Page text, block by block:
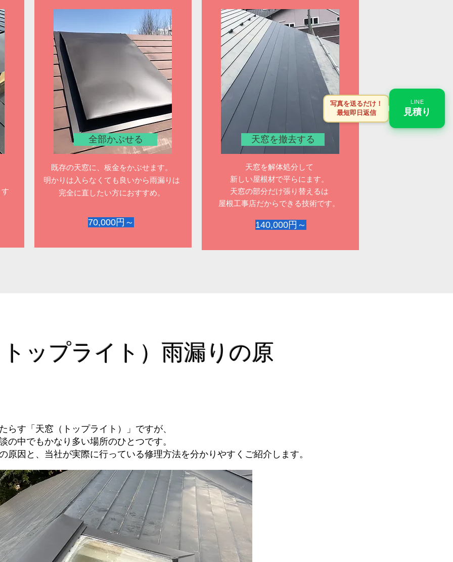
全部かぶせる
既存の天窓に、板金をかぶせます。
​明かりは入らなくても良いから雨漏りは
完全に直したい方におすすめ。
70,000円～
天窓を撤去する
天窓を解体処分して
新しい屋根材で平らにます。
天窓の部分だけ張り替えるは
​屋根工事店だからできる技術です。
140,000円～
ップライト）雨漏りの原
らす「天窓（トップライト）」ですが、
の中でもかなり多い場所のひとつです。
原因と、当社が実際に行っている修理方法を分かりやすくご紹介します。
写真を送るだけ！
最短即日返信
LINE
見積り